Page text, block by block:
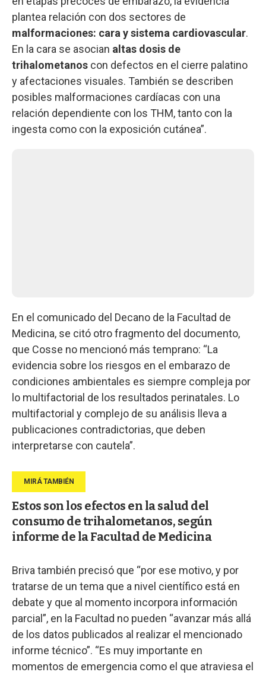
plantea relación con dos sectores de
malformaciones: cara y sistema cardiovascular.
En la cara se asocian altas dosis de
trihalometanos con defectos en el cierre palatino
y afectaciones visuales. También se describen
posibles malformaciones cardíacas con una
relación dependiente con los THM, tanto con la
ingesta como con la exposición cutánea”.
En el comunicado del Decano de la Facultad de
Medicina, se citó otro fragmento del documento,
que Cosse no mencionó más temprano: “La
evidencia sobre los riesgos en el embarazo de
condiciones ambientales es siempre compleja por
lo multifactorial de los resultados perinatales. Lo
multifactorial y complejo de su análisis lleva a
publicaciones contradictorias, que deben
interpretarse con cautela”.
Estos son los efectos en la salud del
consumo de trihalometanos, según
informe de la Facultad de Medicina
Briva también precisó que “por ese motivo, y por
tratarse de un tema que a nivel científico está en
debate y que al momento incorpora información
parcial”, en la Facultad no pueden “avanzar más allá
de los datos publicados al realizar el mencionado
informe técnico”. “Es muy importante en
momentos de emergencia como el que atraviesa el